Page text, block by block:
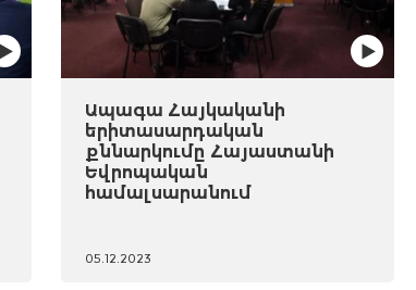
Ապագա Հայկականի
երիտասարդական
քննարկումը Հայաստանի
Եվրոպական
համալսարանում
05.12.2023